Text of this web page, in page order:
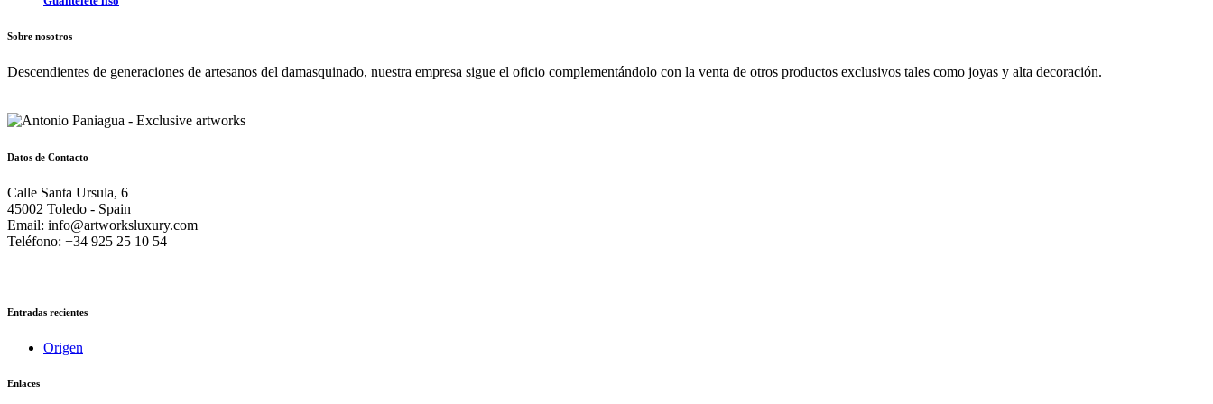
Sobre nosotros
Descendientes de generaciones de artesanos del damasquinado, nuestra empresa sigue el oficio complementándolo con la venta de otros productos exclusivos tales como joyas y alta decoración.
Datos de Contacto
Calle Santa Ursula, 6
45002 Toledo - Spain
Email: info@artworksluxury.com
Teléfono: +34 925 25 10 54
Entradas recientes
Origen
Enlaces